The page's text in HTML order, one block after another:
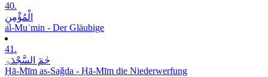
40.
الْمُؤْمِنِ
al-Muʾmin - Der Gläubige
41.
حٰمٓ السَّجْدَۃِ
Ḥā-Mīm as-Saǧda - Ḥā-Mīm die Niederwerfung